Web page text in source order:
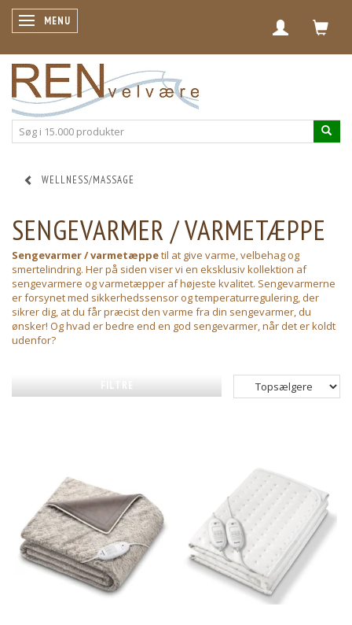
SKIFTE NAVIGATION
MENU
WELLNESS/MASSAGE
SENGEVARMER / VARMETÆPPE
Sengevarmer / varmetæppetil at give varme, velbehag og
smertelindring. Her på siden viser vi en eksklusiv kollektion af
sengevarmere og varmetæpper af højeste kvalitet. Sengevarmerne
er forsynet med sikkerhedssensor og temperaturregulering, der
sikrer dig, at du får præcist den varme fra din sengevarmer, du
ønsker! Og hvad er bedre end en god sengevarmer, når det er koldt
udenfor?
FILTRE